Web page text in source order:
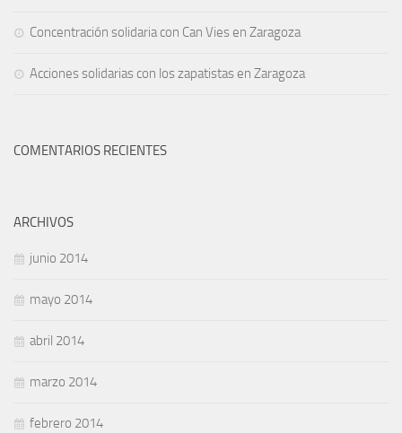
Concentración solidaria con Can Vies en Zaragoza
Acciones solidarias con los zapatistas en Zaragoza
COMENTARIOS RECIENTES
ARCHIVOS
junio 2014
mayo 2014
abril 2014
marzo 2014
febrero 2014